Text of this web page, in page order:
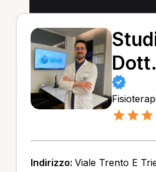
Indirizzo: Viale Trento E